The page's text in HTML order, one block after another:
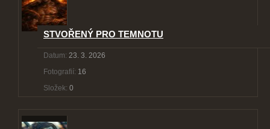
STVOŘENÝ PRO TEMNOTU
Datum: 23. 3. 2026
Fotografií: 16
Složek: 0